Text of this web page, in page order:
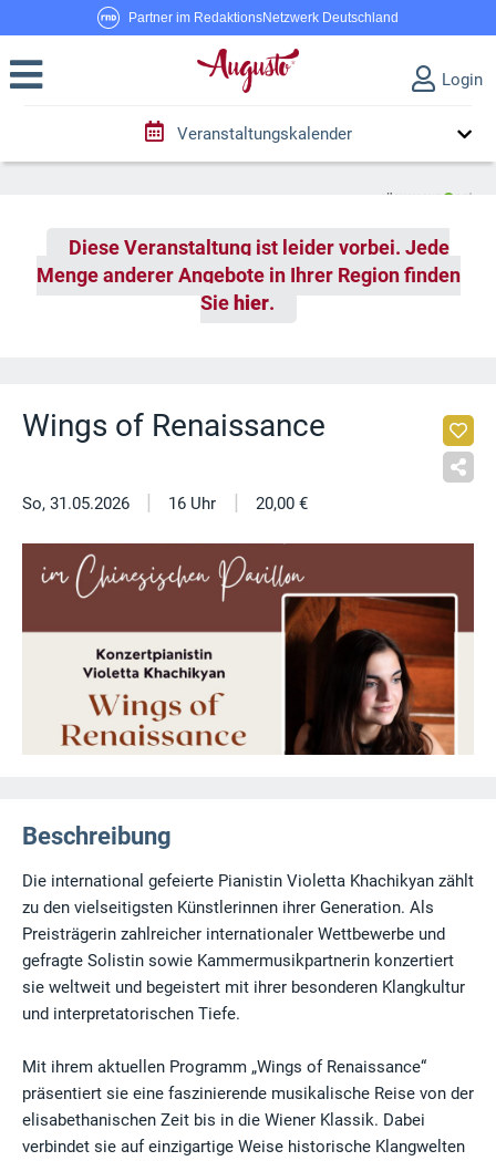
Partner im RedaktionsNetzwerk Deutschland
Login
Veranstaltungskalender
Diese Veranstaltung ist leider vorbei. Jede
Menge anderer Angebote in Ihrer Region finden
Sie hier.
Wings of Renaissance
So, 31.05.2026 | 16 Uhr | 20,00 €
Beschreibung
Die international gefeierte Pianistin Violetta Khachikyan zählt
zu den vielseitigsten Künstlerinnen ihrer Generation. Als
Preisträgerin zahlreicher internationaler Wettbewerbe und
gefragte Solistin sowie Kammermusikpartnerin konzertiert
sie weltweit und begeistert mit ihrer besonderen Klangkultur
und interpretatorischen Tiefe.
Mit ihrem aktuellen Programm „Wings of Renaissance“
präsentiert sie eine faszinierende musikalische Reise von der
elisabethanischen Zeit bis in die Wiener Klassik. Dabei
verbindet sie auf einzigartige Weise historische Klangwelten